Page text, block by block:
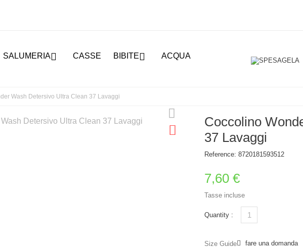
SALUMERIA CASSE BIBITE ACQUA
Wash Detersivo Ultra Clean 37 Lavaggi
Coccolino
37 Lavaggi
Reference: 8720181593512
7,60 €
Tasse incluse
Quantity :
Size Guide
fare una domanda